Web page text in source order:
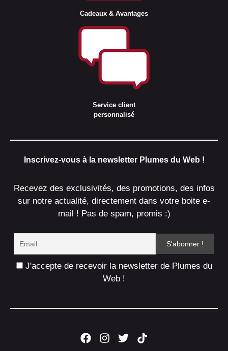
Cadeaux & Avantages
Service client
personnalisé
Inscrivez-vous à la newsletter Plumes du Web !
Recevez des exclusivités, des promotions, des infos
sur notre actualité, directement dans votre boite e-
mail ! Pas de spam, promis :)
J'accepte de recevoir la newsletter de Plumes du
Web !